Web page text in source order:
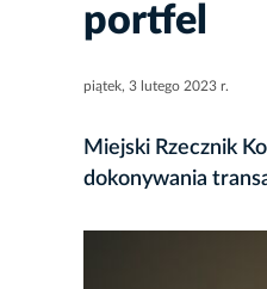
portfel
piątek, 3 lutego 2023 r.
Miejski Rzecznik
dokonywania